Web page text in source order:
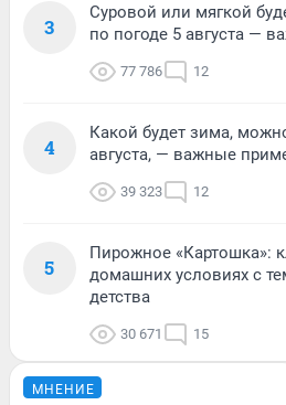
3
Суровой или мягкой
по погоде 5 августа —
77 786 12
4
Какой будет зима,
августа, — важные
39 323 12
5
Пирожное «Картошка»:
домашних условиях с
детства
30 671 15
МНЕНИЕ